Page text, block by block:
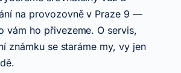
na provozovně v Praze 9 —
vám ho přivezeme. O servis,
známku se staráme my, vy jen